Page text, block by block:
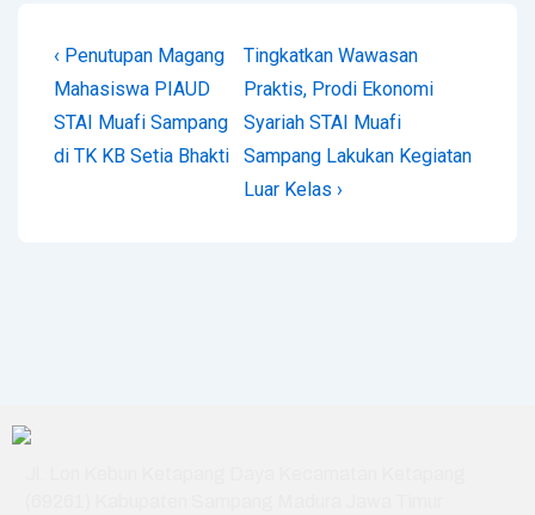
‹ Penutupan Magang
Mahasiswa PIAUD
STAI Muafi Sampang
di TK KB Setia Bhakti
Tingkatkan Wawasan
Praktis, Prodi Ekonomi
Syariah STAI Muafi
Sampang Lakukan Kegiatan
Luar Kelas ›